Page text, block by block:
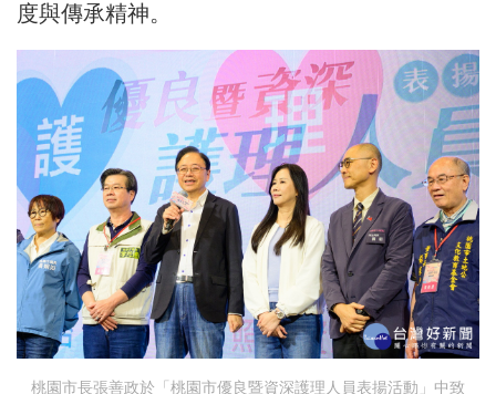
度與傳承精神。
桃園市長張善政於「桃園市優良暨資深護理人員表揚活動」中致